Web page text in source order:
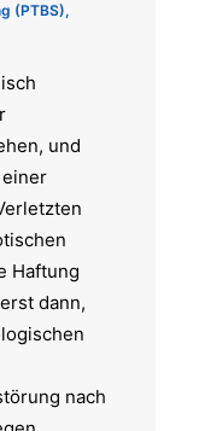
(PTBS),
und
einer
Haftung
dann,
nach